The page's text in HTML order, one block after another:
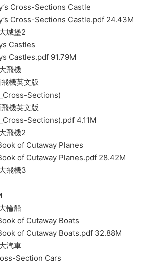
Cross-Sections Castle
Cross-Sections Castle.pdf 24.43M
城堡2
Castles
Castles.pdf 91.79M
飛機
機英文版
Sections)
機英文版
Sections).pdf 4.11M
飛機2
of Cutaway Planes
of Cutaway Planes.pdf 28.42M
飛機3
輪船
of Cutaway Boats
of Cutaway Boats.pdf 32.88M
汽車
Section Cars